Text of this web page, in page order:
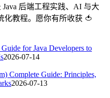
后端工程实践、AI 与大
化教程。愿你有所收获 🍅
for Java Developers to
2026-07-14
Complete Guide: Principles,
2026-07-13